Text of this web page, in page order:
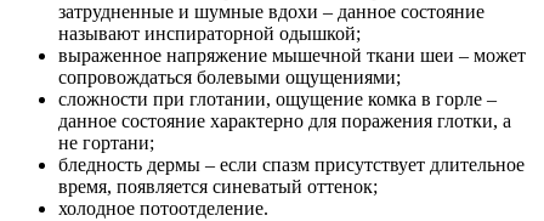
затрудненные и шумные вдохи – данное состояние
называют инспираторной одышкой;
выраженное напряжение мышечной ткани шеи – может
сопровождаться болевыми ощущениями;
сложности при глотании, ощущение комка в горле –
данное состояние характерно для поражения глотки, а
не гортани;
бледность дермы – если спазм присутствует длительное
время, появляется синеватый оттенок;
холодное потоотделение.